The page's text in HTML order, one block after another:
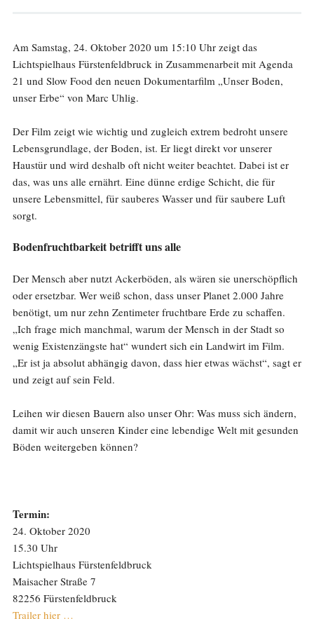
Am Samstag, 24. Oktober 2020 um 15:10 Uhr zeigt das
Lichtspielhaus Fürstenfeldbruck in Zusammenarbeit mit Agenda
21 und Slow Food den neuen Dokumentarfilm „Unser Boden,
unser Erbe“ von Marc Uhlig.
Der Film zeigt wie wichtig und zugleich extrem bedroht unsere
Lebensgrundlage, der Boden, ist. Er liegt direkt vor unserer
Haustür und wird deshalb oft nicht weiter beachtet. Dabei ist er
das, was uns alle ernährt. Eine dünne erdige Schicht, die für
unsere Lebensmittel, für sauberes Wasser und für saubere Luft
sorgt.
Bodenfruchtbarkeit betrifft uns alle
Der Mensch aber nutzt Ackerböden, als wären sie unerschöpflich
oder ersetzbar. Wer weiß schon, dass unser Planet 2.000 Jahre
benötigt, um nur zehn Zentimeter fruchtbare Erde zu schaffen.
„Ich frage mich manchmal, warum der Mensch in der Stadt so
wenig Existenzängste hat“ wundert sich ein Landwirt im Film.
„Er ist ja absolut abhängig davon, dass hier etwas wächst“, sagt er
und zeigt auf sein Feld.
Leihen wir diesen Bauern also unser Ohr: Was muss sich ändern,
damit wir auch unseren Kinder eine lebendige Welt mit gesunden
Böden weitergeben können?
Termin:
24. Oktober 2020
15.30 Uhr
Lichtspielhaus Fürstenfeldbruck
Maisacher Straße 7
82256 Fürstenfeldbruck
Trailer hier …